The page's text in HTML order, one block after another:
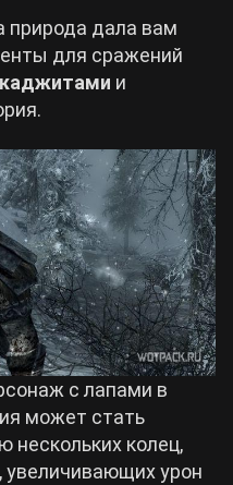
природа дала вам
для сражений
каджитами и
с лапами в
может стать
нескольких колец,
увеличивающих урон